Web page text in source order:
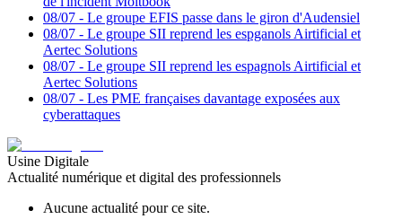
08/07 - Le groupe EFIS passe dans le giron d'Audensiel
08/07 - Le groupe SII reprend les espganols Airtificial et
Aertec Solutions
08/07 - Le groupe SII reprend les espagnols Airtificial et
Aertec Solutions
08/07 - Les PME françaises davantage exposées aux
cyberattaques
Usine Digitale
Actualité numérique et digital des professionnels
Aucune actualité pour ce site.